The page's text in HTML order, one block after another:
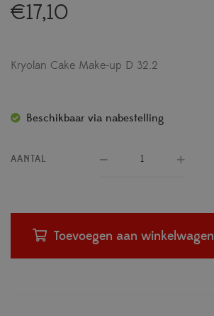
€17,10
Kryolan Cake Make-up D 32.2
Beschikbaar via nabestelling
AANTAL
Toevoegen aan winkelwagen